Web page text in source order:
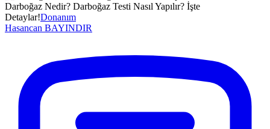
Darboğaz Nedir? Darboğaz Testi Nasıl Yapılır? İşte
Detaylar!Donanım
Hasancan BAYINDIR